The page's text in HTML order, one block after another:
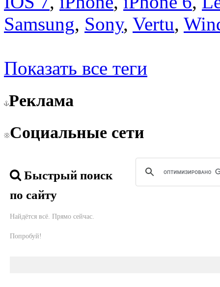
Samsung, Sony, Vertu,
Показать все теги
Реклама
Социальные сети
Быстрый поиск
по сайту
Найдётся всё. Прямо сейчас.
Попробуй!